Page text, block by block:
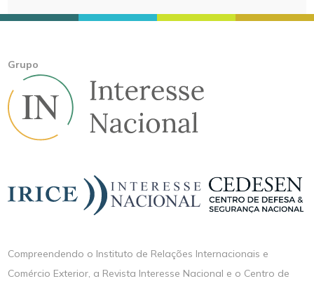
Grupo
Compreendendo o Instituto de Relações Internacionais e
Comércio Exterior, a Revista Interesse Nacional e o Centro de